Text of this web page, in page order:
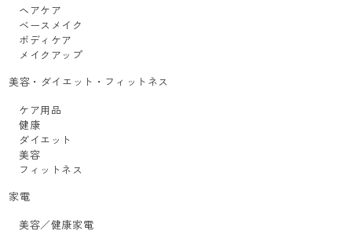
ヘアケア
ベースメイク
ボディケア
メイクアップ
美容・ダイエット・フィットネス
ケア用品
健康
ダイエット
美容
フィットネス
家電
美容／健康家電